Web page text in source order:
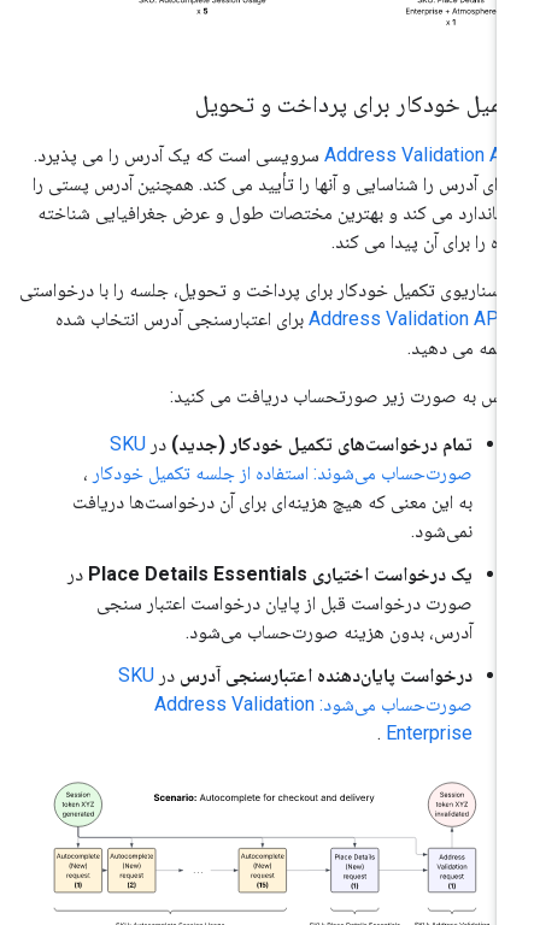
خودکار برای پرداخت و تحویل
Address Validationسرویسی است که یک آدرس را می پذیرد.
آدرس را شناسایی و آنها را تأیید می کند. همچنین آدرس پستی را
می کند و بهترین مختصات طول و عرض جغرافیایی شناخته
را برای آن پیدا می کند.
سناریوی تکمیل خودکار برای پرداخت و تحویل، جلسه را با درخواستی
Address Validation APIبرای اعتبارسنجی آدرس انتخاب شده
می دهید.
به صورت زیر صورتحساب دریافت می کنید:
تمام درخواست‌های تکمیل خودکار (جدید)درSKU
صورت‌حساب می‌شوند: استفاده از جلسه تکمیل خودکار،
به این معنی که هیچ هزینه‌ای برای آن درخواست‌ها دریافت
نمی‌شود.
یک درخواست اختیاری Place Details Essentials
در
صورت درخواست قبل از پایان درخواست اعتبار سنجی
آدرس، بدون هزینه صورت‌حساب می‌شود.
درخواست پایان‌دهنده اعتبارسنجی آدرسدر SKU
صورت‌حساب می‌شود: Address Validation
Enterprise
.